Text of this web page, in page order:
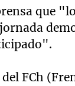
que
FCh